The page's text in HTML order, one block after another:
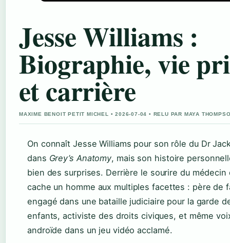
Jesse Williams :
Biographie, vie
et carrière
MAXIME BENOIT PETIT MICHEL • 2026-07-04 • RELU PAR MAYA
On connaît Jesse Williams pour son rôle du Dr
dans Grey’s Anatomy, mais son histoire
bien des surprises. Derrière le sourire du médecin
cache un homme aux multiples facettes : père de
engagé dans une bataille judiciaire pour la garde
enfants, activiste des droits civiques, et même
androïde dans un jeu vidéo acclamé.